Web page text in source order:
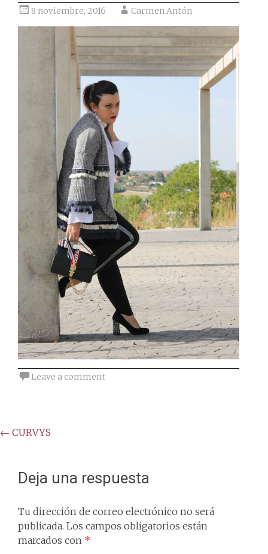
8 noviembre, 2016 Carmen Antón
Leave a comment
Post
← CURVYS
Deja una respuesta
Tu dirección de correo electrónico no será
publicada. Los campos obligatorios están
marcados con *